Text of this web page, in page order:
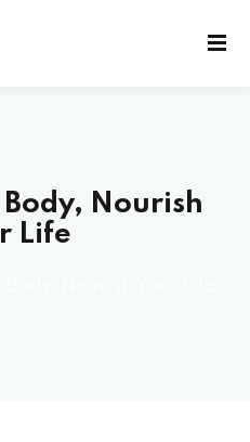
Nourish
Life